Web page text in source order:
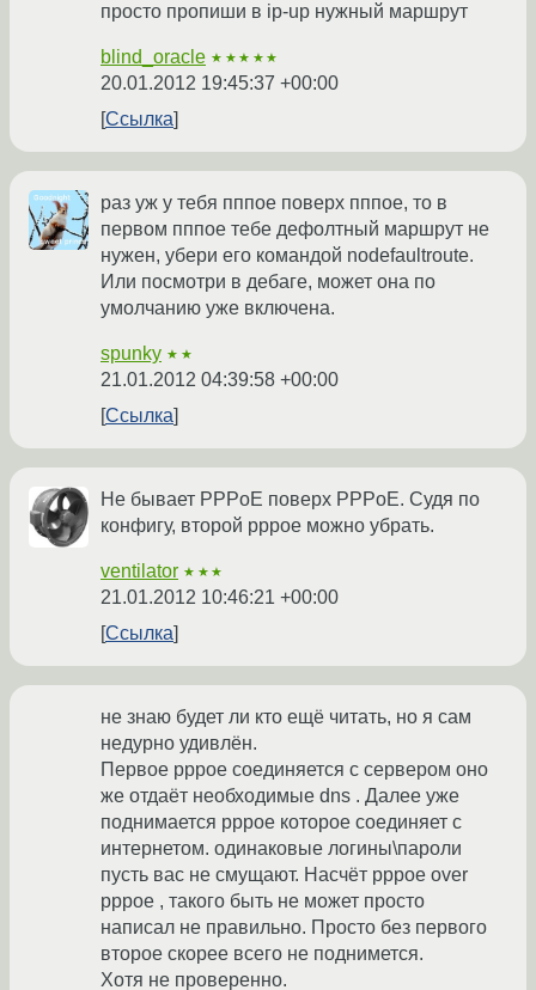
просто пропиши в ip-up нужный маршрут
blind_oracle ★★★★★
20.01.2012 19:45:37 +00:00
Ссылка
раз уж у тебя пппое поверх пппое, то в
первом пппое тебе дефолтный маршрут не
нужен, убери его командой nodefaultroute.
Или посмотри в дебаге, может она по
умолчанию уже включена.
spunky ★★
21.01.2012 04:39:58 +00:00
Ссылка
Не бывает PPPoE поверх PPPoE. Судя по
конфигу, второй pppoe можно убрать.
ventilator ★★★
21.01.2012 10:46:21 +00:00
Ссылка
не знаю будет ли кто ещё читать, но я сам
недурно удивлён.
Первое pppoe соединяется с сервером оно
же отдаёт необходимые dns . Далее уже
поднимается pppoe которое соединяет с
интернетом. одинаковые логины\пароли
пусть вас не смущают. Насчёт pppoe over
pppoe , такого быть не может просто
написал не правильно. Просто без первого
второе скорее всего не поднимется.
Хотя не проверенно.